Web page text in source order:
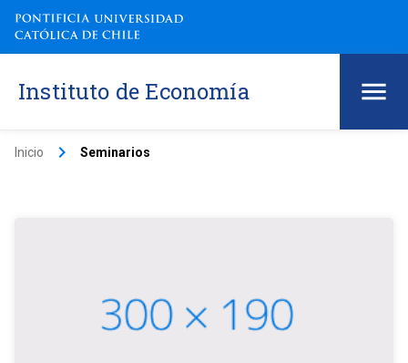
Instituto de Economía
Inicio keyboard_arrow_right Seminarios